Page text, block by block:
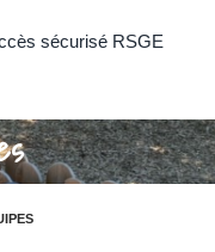
en
sécurisé RSGE